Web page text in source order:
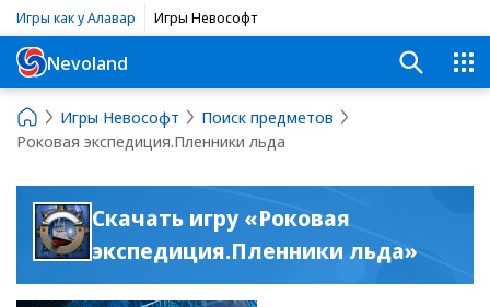
Игры как у Алавар Игры Невософт
Nevoland
Игры Невософт
Поиск предметов
Роковая экспедиция.Пленники льда
Скачать игру «Роковая
экспедиция.Пленники льда»